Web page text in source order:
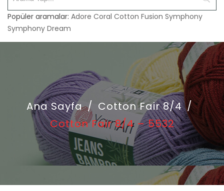
Popüler aramalar: Adore Coral Cotton Fusion Symphony
Symphony Dream
Ana Sayfa / Cotton Fair 8/4 /
Cotton Fair 8/4 – 5532